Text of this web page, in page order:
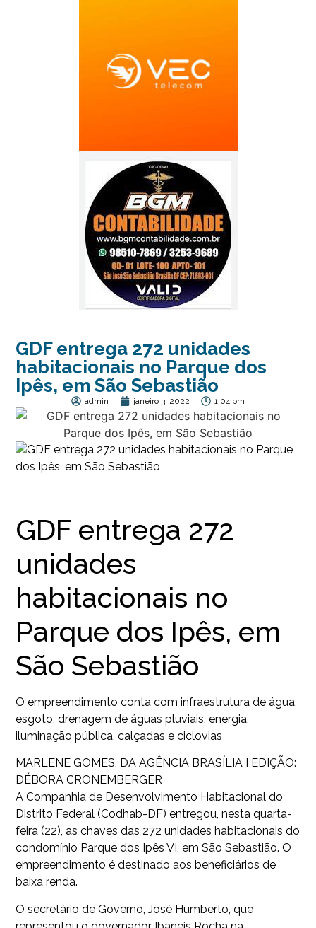
GDF entrega 272 unidades
habitacionais no Parque dos
Ipês, em São Sebastião
admin janeiro 3, 2022 1:04 pm
GDF entrega 272
unidades
habitacionais no
Parque dos Ipês, em
São Sebastião
O empreendimento conta com infraestrutura de água,
esgoto, drenagem de águas pluviais, energia,
iluminação pública, calçadas e ciclovias
MARLENE GOMES, DA AGÊNCIA BRASÍLIA I EDIÇÃO:
DÉBORA CRONEMBERGER
A Companhia de Desenvolvimento Habitacional do
Distrito Federal (Codhab-DF) entregou, nesta quarta-
feira (22), as chaves das 272 unidades habitacionais do
condomínio Parque dos Ipês VI, em São Sebastião. O
empreendimento é destinado aos beneficiários de
baixa renda.
O secretário de Governo, José Humberto, que